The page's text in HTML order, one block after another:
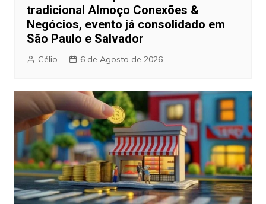
tradicional Almoço Conexões &
Negócios, evento já consolidado em
São Paulo e Salvador
Célio 6 de Agosto de 2026